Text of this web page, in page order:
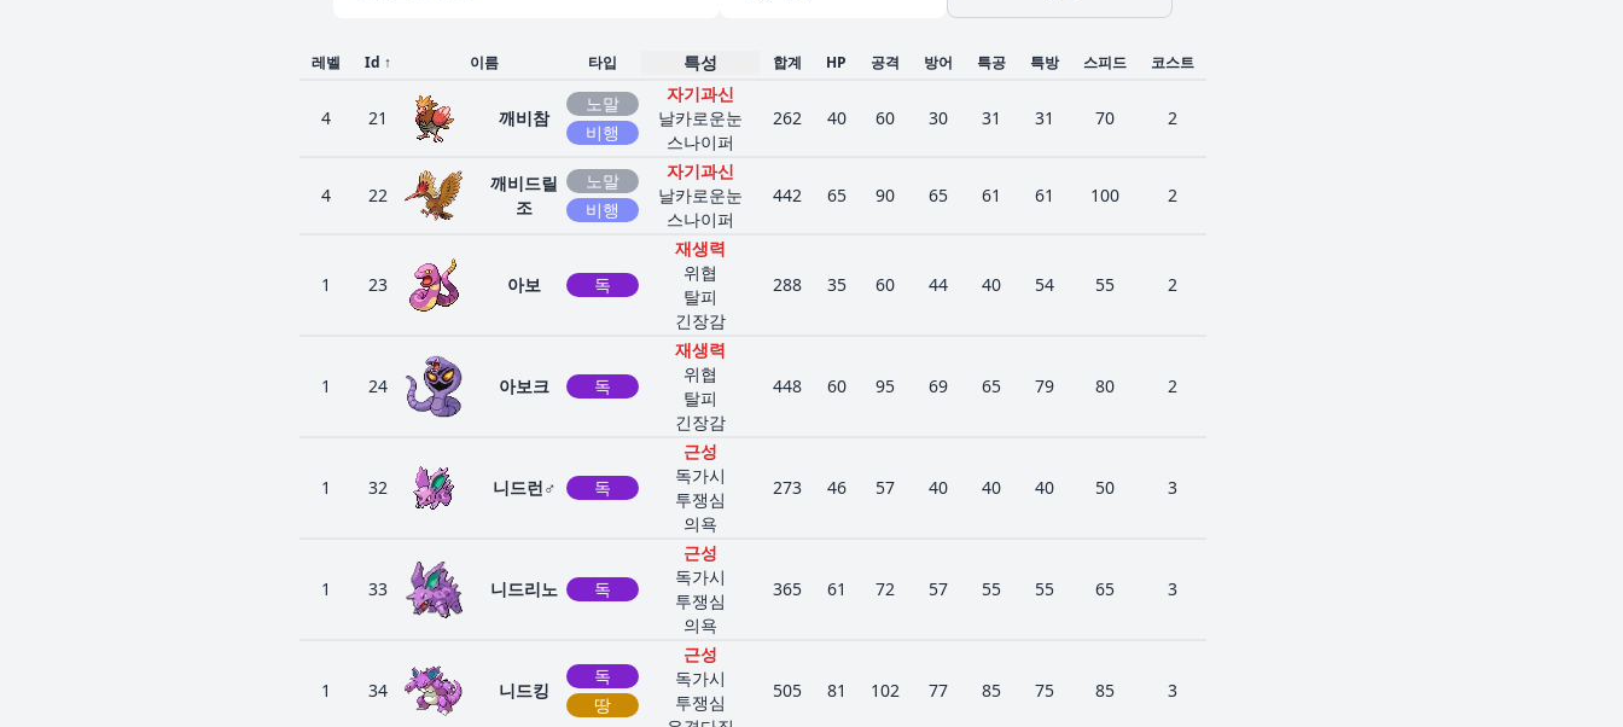
레벨 Id ↑ 이름 타입 특성 합계 HP 공격 방어 특공 특방 스피드 코스트
4 21 깨비참
노말
비행
자기과신
날카로운눈
스나이퍼
262 40 60 30 31 31 70 2
4 22
깨비드릴
조
노말
비행
자기과신
날카로운눈
스나이퍼
442 65 90 65 61 61 100 2
1 23 아보 독
재생력
위협
탈피
긴장감
288 35 60 44 40 54 55 2
1 24 아보크 독
재생력
위협
탈피
긴장감
448 60 95 69 65 79 80 2
1 32 니드런♂ 독
근성
독가시
투쟁심
의욕
273 46 57 40 40 40 50 3
1 33 니드리노 독
근성
독가시
투쟁심
의욕
365 61 72 57 55 55 65 3
1 34 니드킹
독
땅
근성
독가시
투쟁심
505 81 102 77 85 75 85 3